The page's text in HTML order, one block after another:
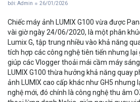
bởi: Admin 26/01/2026
Chiếc máy ảnh LUMIX G100 vừa được
vài giờ ngày 24/06/2020, là một phân
Lumix G, tập trung nhiều vào khả năng
tích hợp các công nghệ tiên tiến nhưng
giúp các Vlogger thoải mái cầm máy
LUMIX G100 thừa hưởng khả năng quay
ảnh LUMIX cao cấp khác như GH5 nhưng
nghệ mới, đó chính là công nghệ thu âm